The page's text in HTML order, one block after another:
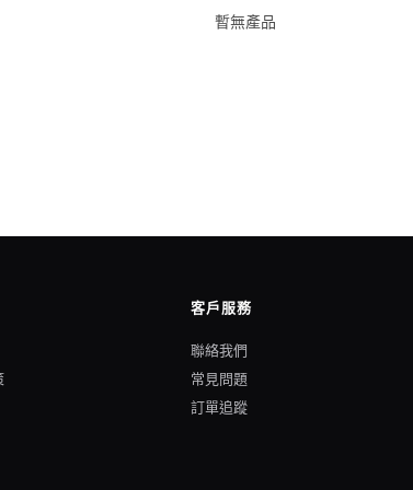
暫無產品
客戶服務
聯絡我們
常見問題
訂單追蹤